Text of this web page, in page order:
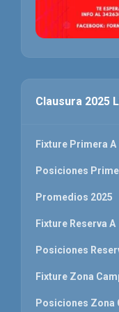
Clausura 2025
Fixture Primera A
Posiciones
Promedios 2025
Fixture Reserva A
Posiciones
Fixture Zona
Posiciones Zona